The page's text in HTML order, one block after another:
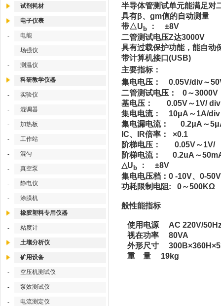
试剂耗材
电子仪表
- 电能
- 场强仪
- 测温仪
科研教学仪器
- 实验仪
- 混调器
- 加热板
- 工作站
- 混匀
- 真空泵
- 静电仪
- 涂膜机
橡胶塑料专用仪器
- 粘度计
土壤分析仪
矿用设备
- 空压机测试仪
- 泵效测试仪
- 电流测定仪
半导体管测试单元能满足对
具有β、gm值的自动测量
带△U b
： ±8V
二管测试电压Z达3000V
具有过载保护功能，能自动
带计算机接口(USB)
主要指标：
集电电压： 0.05V/div～
二管测试电压： 0～
基电压： 0.05V～1V/
集电电流： 10μA～1A/
集电漏电流： 0.2μA～
IC、IR倍率： ×0.1
阶梯电压： 0.05V～
阶梯电流： 0.2uA～
△U b
： ±8V
集电电压档：0 -10V、0-
功耗限制电阻: 0～
般性能指标
使用电源 AC 220V/
视在功率 80VA
外形尺寸
重 量 19kg